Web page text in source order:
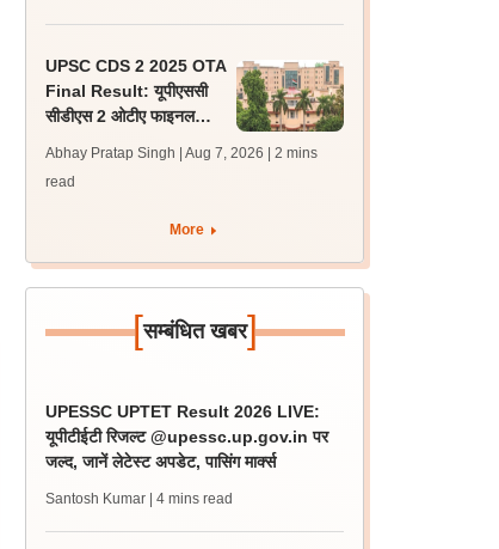
UPSC CDS 2 2025 OTA
Final Result: यूपीएससी
सीडीएस 2 ओटीए फाइनल
जारी, 483 कैंडिडेट चयनित
Abhay Pratap Singh | Aug 7, 2026
| 2 mins
read
More
[सम्बंधित खबर]
UPESSC UPTET Result 2026 LIVE:
यूपीटीईटी रिजल्ट @upessc.up.gov.in पर
जल्द, जानें लेटेस्ट अपडेट, पासिंग मार्क्स
Santosh Kumar | 4 mins read